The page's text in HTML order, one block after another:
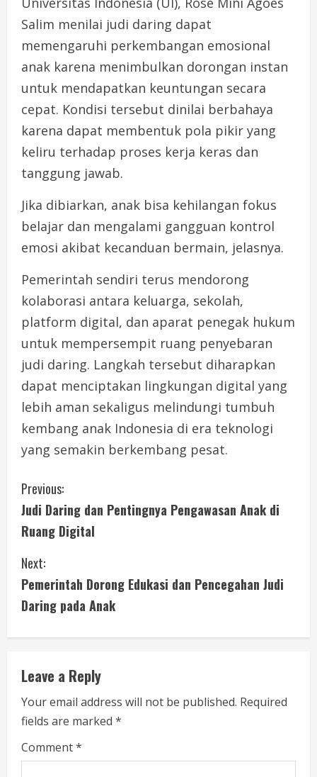
Salim menilai judi daring dapat
memengaruhi perkembangan emosional
anak karena menimbulkan dorongan instan
untuk mendapatkan keuntungan secara
cepat. Kondisi tersebut dinilai berbahaya
karena dapat membentuk pola pikir yang
keliru terhadap proses kerja keras dan
tanggung jawab.
Jika dibiarkan, anak bisa kehilangan fokus
belajar dan mengalami gangguan kontrol
emosi akibat kecanduan bermain, jelasnya.
Pemerintah sendiri terus mendorong
kolaborasi antara keluarga, sekolah,
platform digital, dan aparat penegak hukum
untuk mempersempit ruang penyebaran
judi daring. Langkah tersebut diharapkan
dapat menciptakan lingkungan digital yang
lebih aman sekaligus melindungi tumbuh
kembang anak Indonesia di era teknologi
yang semakin berkembang pesat.
C
o
n
t
i
n
u
e
R
e
Previous:
Judi Daring dan Pentingnya Pengawasan Anak di
Ruang Digital
Next:
Pemerintah Dorong Edukasi dan Pencegahan Judi
Daring pada Anak
Leave a Reply
Your email address will not be published. Required
fields are marked *
Comment*